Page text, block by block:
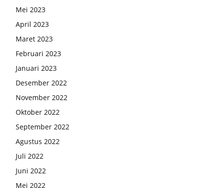
Mei 2023
April 2023
Maret 2023
Februari 2023
Januari 2023
Desember 2022
November 2022
Oktober 2022
September 2022
Agustus 2022
Juli 2022
Juni 2022
Mei 2022